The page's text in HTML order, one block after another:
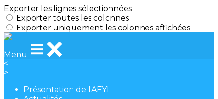
Exporter les lignes sélectionnées
Exporter toutes les colonnes
Exporter uniquement les colonnes affichées
Menu
<
>
Présentation de l'AFYI